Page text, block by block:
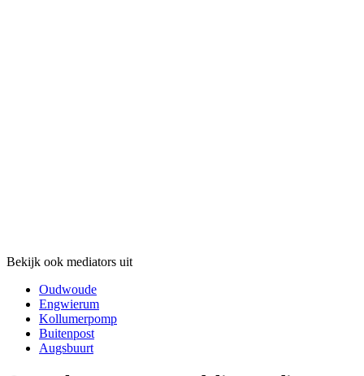
Bekijk ook mediators uit
Oudwoude
Engwierum
Kollumerpomp
Buitenpost
Augsbuurt